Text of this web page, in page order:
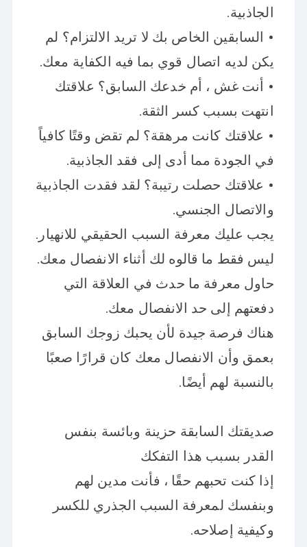
الجاذبية.
• السابقين الخاص بك لا تريد الالتزام؟ لم
يكن لديه اتصال قوي بما فيه الكفاية معك.
• أنت غش ، أم خدعك السابق؟ علاقتك
انتهت بسبب كسر الثقة.
• علاقتك كانت مرهقة؟ لم تقض وقتًا كافياً
في الجودة مما أدى إلى فقد الجاذبية.
• علاقتك حصلت رتيبة؟ لقد فقدت الجاذبية
والاتصال الجنسي.
يجب عليك معرفة السبب الحقيقي للانهيار.
ليس فقط ما قالوه لك أثناء الانفصال معك.
حاول معرفة ما حدث في العلاقة التي
دفعتهم إلى حد الانفصال معك.
هناك فرصة جيدة لأن يحبك زوجك السابق
بعمق وأن الانفصال معك كان قرارًا صعبًا
بالنسبة لهم أيضًا.
صديقتك السابقة حزينة وبائسة بنفس
القدر بسبب هذا التفكك
إذا كنت تحبهم حقًا ، فأنت مدين لهم
وبنفسك لمعرفة السبب الجذري للكسر
وكيفية إصلاحه.